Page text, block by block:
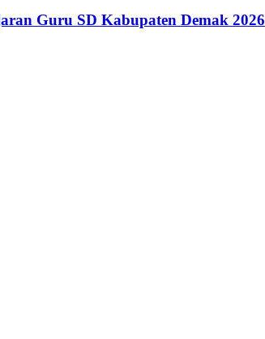
Guru SD Kabupaten Demak 2026